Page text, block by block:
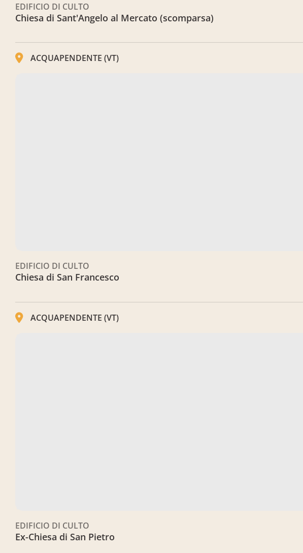
Chiesa di Sant'Angelo al Mercato (scomparsa)
EDIFICIO DI CULTO
ACQUAPENDENTE (VT)
Chiesa di San Francesco
EDIFICIO DI CULTO
ACQUAPENDENTE (VT)
Ex-Chiesa di San Pietro
EDIFICIO DI CULTO